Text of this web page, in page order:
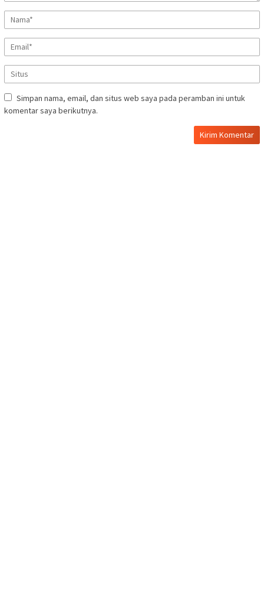
Simpan nama, email, dan situs web saya pada peramban ini untuk
komentar saya berikutnya.